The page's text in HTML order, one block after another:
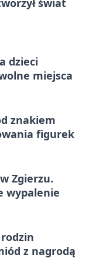
dzieci
miejsca
znakiem
figurek
Zgierzu.
wypalenie
z nagrodą